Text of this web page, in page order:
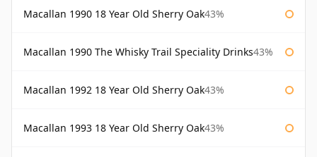
Macallan 1990 18 Year Old Sherry Oak43%
Macallan 1990 The Whisky Trail Speciality Drinks43%
Macallan 1992 18 Year Old Sherry Oak43%
Macallan 1993 18 Year Old Sherry Oak43%